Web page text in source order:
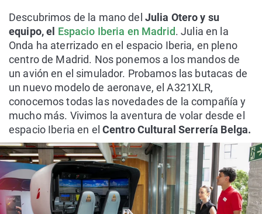
Descubrimos de la mano del Julia Otero y su
equipo, el Espacio Iberia en Madrid. Julia en la
Onda ha aterrizado en el espacio Iberia, en pleno
centro de Madrid. Nos ponemos a los mandos de
un avión en el simulador. Probamos las butacas de
un nuevo modelo de aeronave, el A321XLR,
conocemos todas las novedades de la compañía y
mucho más. Vivimos la aventura de volar desde el
espacio Iberia en el Centro Cultural Serrería Belga.